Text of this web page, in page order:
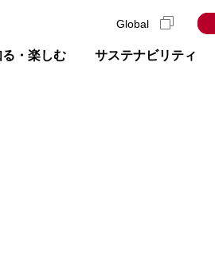
る・楽しむ サステナビリティ
Global